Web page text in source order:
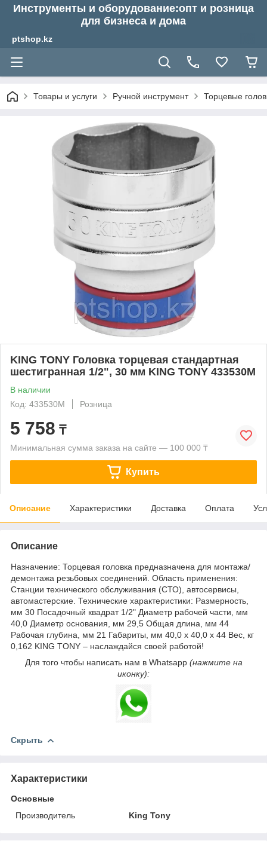
Инструменты и оборудование:опт и розница
для бизнеса и дома
ptshop.kz
Товары и услуги Ручной инструмент Торцевые
KING TONY Головка торцевая стандартная
шестигранная 1/2", 30 мм KING TONY 433530M
В наличии
Код: 433530M
Розница
5 758 ₸
Минимальная сумма заказа на сайте — 100 000 ₸
Купить
Описание Характеристики Доставка Оплата
Описание
Назначение: Торцевая головка предназначена для монтажа/
демонтажа резьбовых соединений. Область применения:
Станции технического обслуживания (СТО), автосервисы,
автомастерские. Технические характеристики: Размерность,
мм 30 Посадочный квадрат 1/2" Диаметр рабочей части, мм
40,0 Диаметр основания, мм 29,5 Общая длина, мм 44
Рабочая глубина, мм 21 Габариты, мм 40,0 х 40,0 х 44 Вес, кг
0,162 KING TONY – наслаждайся своей работой!
Для того чтобы написать нам в Whatsapp (нажмите на
иконку):
Скрыть
Характеристики
Основные
Производитель
King Tony